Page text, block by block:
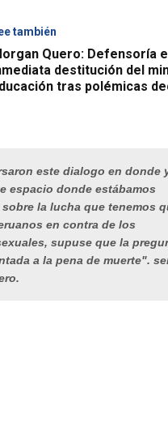
también
Quero: Defensoría
destitución del
tras polémicas
este dialogo en donde
espacio donde estábamos
la lucha que tenemos
en contra de los
supuse que la
a la pena de muerte".